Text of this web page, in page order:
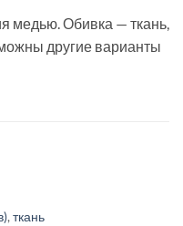
медью. Обивка — ткань,
другие варианты
,ткань